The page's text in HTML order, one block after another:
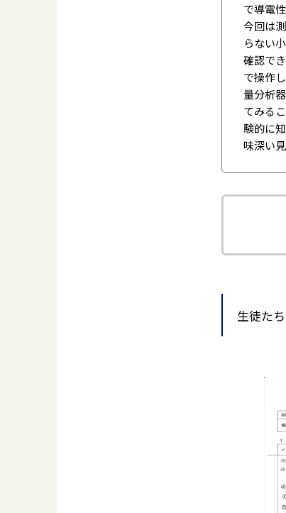
で導電
今回は
らない
確認で
で操作
量分析
てみる
験的に
味深い
生徒た